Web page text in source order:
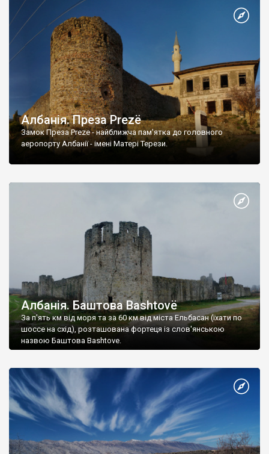
Албанія. Преза Prezё
Замок Преза Preze - найближча пам'ятка до головного
аеропорту Албанії - імені Матері Терези.
Албанія. Баштова Bashtovё
За п’ять км від моря та за 60 км від міста Ельбасан (їхати по
шоссе на схід), розташована фортеця із слов'янською
назвою Баштова Bashtove.